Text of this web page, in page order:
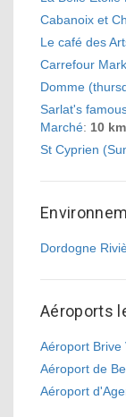
Cabanoix et
Le café des
Carrefour
Domme
Sarlat's
Marché: 10 km
St Cyprien
Dordogne
Aéroports
Aéroport Brive
Aéroport de
Aéroport